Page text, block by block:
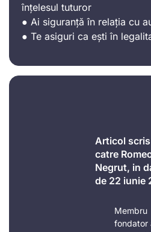
înțelesul tuturor
● Ai siguranță în relația cu
● Te asiguri ca ești în
Articol
catre
Negrut, in
de 22 iunie
Membru
fondator